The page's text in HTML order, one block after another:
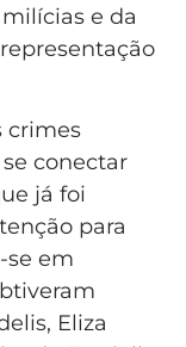
e da
crimes
conectar
já foi
para
se em
Eliza